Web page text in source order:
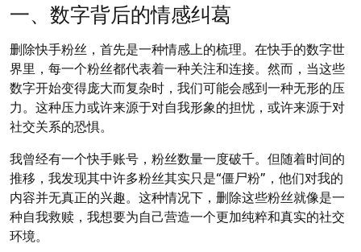
一、数字背后的情感纠葛
删除快手粉丝，首先是一种情感上的梳理。在快手的数字世
界里，每一个粉丝都代表着一种关注和连接。然而，当这些
数字开始变得庞大而复杂时，我们可能会感到一种无形的压
力。这种压力或许来源于对自我形象的担忧，或许来源于对
社交关系的恐惧。
我曾经有一个快手账号，粉丝数量一度破千。但随着时间的
推移，我发现其中许多粉丝其实只是“僵尸粉”，他们对我的
内容并无真正的兴趣。这种情况下，删除这些粉丝就像是一
种自我救赎，我想要为自己营造一个更加纯粹和真实的社交
环境。